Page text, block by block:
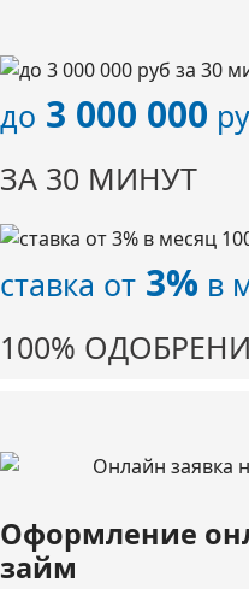
до 3 000 000
ЗА 30 МИНУТ
ставка от 3% в
100%
Оформление
займ